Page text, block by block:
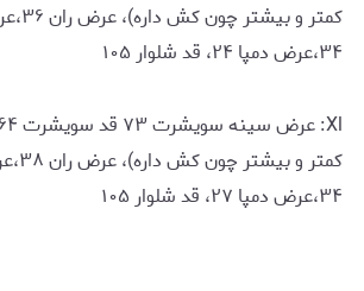
۳۴،عرض دمپا ۲۴، قد شلوار ۱۰۵
۳۴،عرض دمپا ۲۷، قد شلوار ۱۰۵